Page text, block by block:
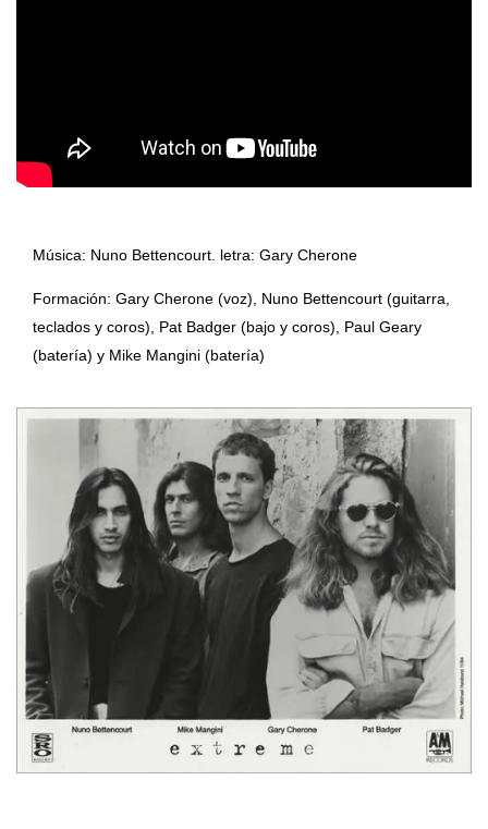
Música: Nuno Bettencourt. letra: Gary Cherone
Formación: Gary Cherone (voz), Nuno Bettencourt (guitarra,
teclados y coros), Pat Badger (bajo y coros), Paul Geary
(batería) y Mike Mangini (batería)